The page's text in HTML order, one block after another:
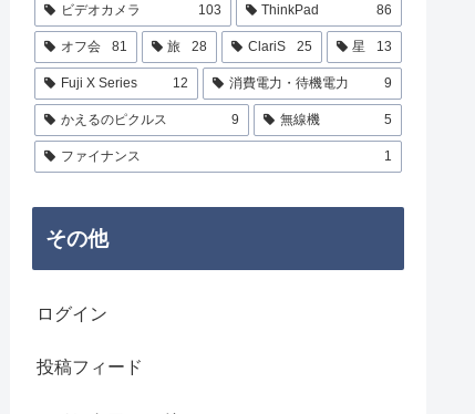
ビデオカメラ 103 ThinkPad 86
オフ会 81 旅 28 ClariS 25 星 13
Fuji X Series 12 消費電力・待機電力 9
かえるのピクルス 9 無線機 5
ファイナンス 1
その他
ログイン
投稿フィード